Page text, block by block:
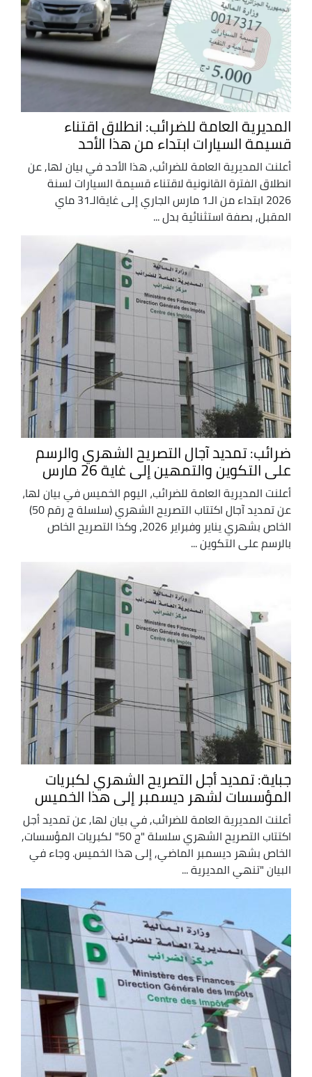
المديرية العامة للضرائب: انطلاق اقتناء
قسيمة السيارات ابتداء من هذا الأحد
أعلنت المديرية العامة للضرائب, هذا الأحد في بيان لها, عن
انطلاق الفترة القانونية لاقتناء قسيمة السيارات لسنة
2026 ابتداء من الـ1 مارس الجاري إلى غايةالـ31 ماي
المقبل, بصفة استثنائية بدل ...
ضرائب: تمديد آجال التصريح الشهري والرسم
على التكوين والتمهين إلى غاية 26 مارس
أعلنت المديرية العامة للضرائب، اليوم الخميس في بيان لها،
عن تمديد آجال اكتتاب التصريح الشهري (سلسلة ج رقم 50)
الخاص بشهري يناير وفبراير 2026، وكذا التصريح الخاص
بالرسم على التكوين ...
جباية: تمديد أجل التصريح الشهري لكبريات
المؤسسات لشهر ديسمبر إلى هذا الخميس
أعلنت المديرية العامة للضرائب, في بيان لها, عن تمديد أجل
اكتتاب التصريح الشهري سلسلة "ج 50" لكبريات المؤسسات,
الخاص بشهر ديسمبر الماضي, إلى هذا الخميس. وجاء في
البيان "تنهي المديرية ...